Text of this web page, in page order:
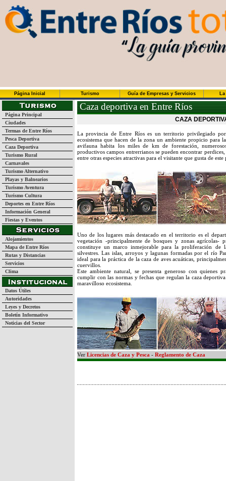
Página Inicial Turismo Guía de Empresas y Servicios
Página Principal
Ciudades
Termas de Entre Ríos
Pesca Deportiva
Caza Deportiva
Turismo Rural
Carnavales
Turismo Alternativo
Playas y Balnearios
Turismo Aventura
Turismo Cultura
Deportes en Entre Ríos
Información General
Fiestas y Eventos
Alojamientos
Mapa de Entre Ríos
Rutas y Distancias
Servicios
Clima
Datos Útiles
Autoridades
Leyes y Decretos
Boletín Informativo
Noticias del Sector
Caza deportiva en Entre Ríos
CAZA
La provincia de Entre Ríos es un territorio privilegiado
ecosistema que hacen de la zona un ambiente propicio para
avifauna habita los miles de km de forestación,
productivos campos entrerrianos se pueden encontrar
entre otras especies atractivas para el visitante que gusta de
Uno de los lugares más destacado en el territorio es el
vegetación -principalmente de bosques y zonas agrícolas-
constituye un marco inmejorable para la proliferación de
silvestres. Las islas, arroyos y lagunas formadas por el río
ideal para la práctica de la caza de aves acuáticas,
cuervillos.
Este ambiente natural, se presenta generoso con quienes
cumplir con las normas y fechas que regulan la caza
maravilloso ecosistema.
Ver Licencias de Caza y Pesca - Reglamento de Caza